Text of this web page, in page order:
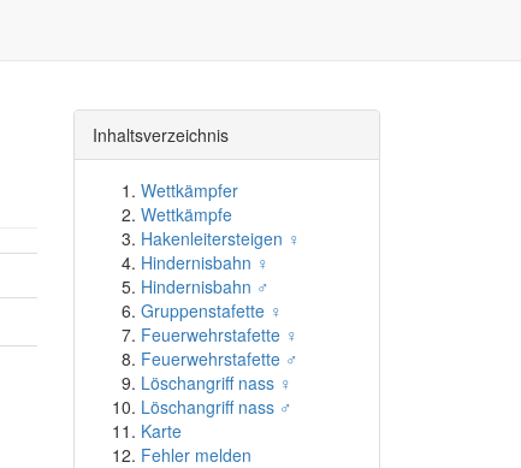
Inhaltsverzeichnis
Wettkämpfer
Wettkämpfe
Hakenleitersteigen ♀
Hindernisbahn ♀
Hindernisbahn ♂
Gruppenstafette ♀
Feuerwehrstafette ♀
Feuerwehrstafette ♂
Löschangriff nass ♀
Löschangriff nass ♂
Karte
Fehler melden